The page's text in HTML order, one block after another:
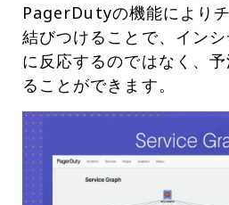
PagerDutyの機能により
結びつけることで、イン
に反応するのではなく、
ることができます。